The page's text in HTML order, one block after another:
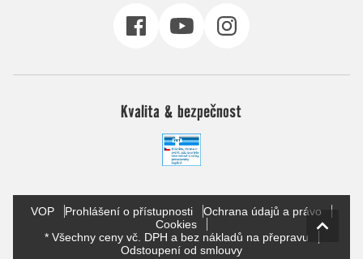
Kvalita & bezpečnost
VOP Prohlášení o přístupnosti
Ochrana údajů a právo
Cookies
* Všechny ceny vč. DPH a bez nákladů na přepravu
Odstoupení od smlouvy